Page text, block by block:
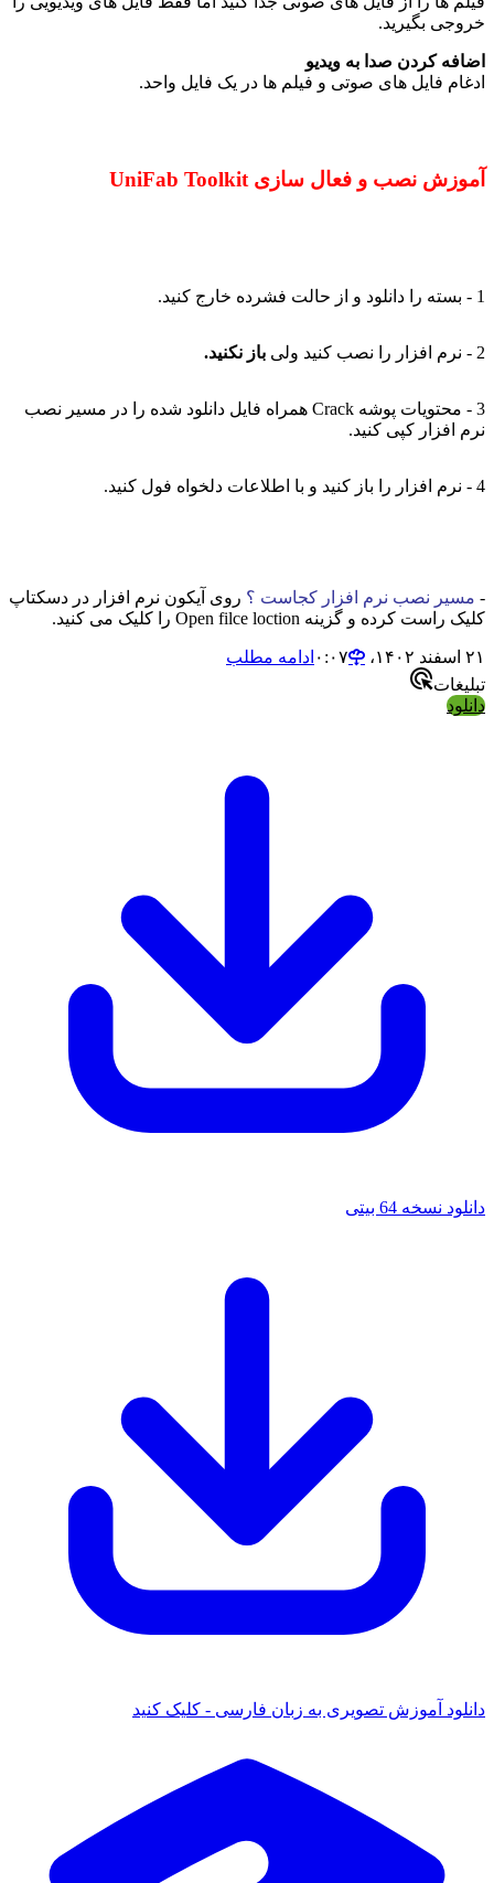
خروجی بگیرید.
اضافه کردن صدا به ویدیو
ادغام فایل های صوتی و فیلم ها در یک فایل واحد.
آموزش نصب و فعال سازی UniFab Toolkit
1 - بسته را دانلود و از حالت فشرده خارج کنید.
2 - نرم افزار را نصب کنید ولی باز نکنید.
3 - محتویات پوشه Crack همراه فایل دانلود شده را در مسیر نصب
نرم افزار کپی کنید.
4 - نرم افزار را باز کنید و با اطلاعات دلخواه فول کنید.
- مسیر نصب نرم افزار کجاست ؟ روی آیکون نرم افزار در دسکتاپ
کلیک راست کرده و گزینه Open filce loction را کلیک می کنید.
۲۱ اسفند ۱۴۰۲،‏ ۰:۰۷
ادامه مطلب
تبلیغات
دانلود
دانلود نسخه 64 بیتی
دانلود آموزش تصویری به زبان فارسی - کلیک کنید